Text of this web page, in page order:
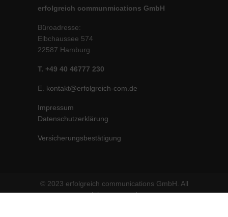
erfolgreich communmications GmbH
Büroadresse:
Elbchaussee 574
22587 Hamburg
T. +49 40 46777 230
E. kontakt@erfolgreich-com.de
Impressum
Datenschutzerklärung
Versicherungsbestätigung
© 2023 erfolgreich communications GmbH. All
rights reserved.